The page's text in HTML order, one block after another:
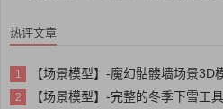
热评文章
1 【场景模型】-魔幻骷髅墙场景3D
2 【场景模型】-完整的冬季下雪工具雪花场景环